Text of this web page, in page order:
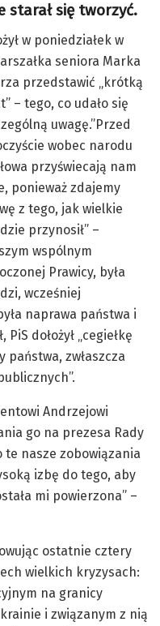
starał się tworzyć.
w poniedziałek w
seniora Marka
przedstawić „krótką
– tego, co udało się
uwagę.”Przed
wobec narodu
przyświecają nam
ponieważ zdajemy
z tego, jak wielkie
przynosił” –
wspólnym
Prawicy, była
wcześniej
naprawa państwa i
dołożył „cegiełkę
zwłaszcza
Andrzejowi
go na prezesa Rady
te nasze zobowiązania
izbę do tego, aby
mi powierzona” –
ostatnie cztery
wielkich kryzysach:
na granicy
i związanym z nią